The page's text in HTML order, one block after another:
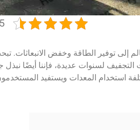
إلى توفير الطاقة وخفض الانبعاثات.
لسنوات عديدة، فإننا أيضًا
استخدام المعدات ويستفيد